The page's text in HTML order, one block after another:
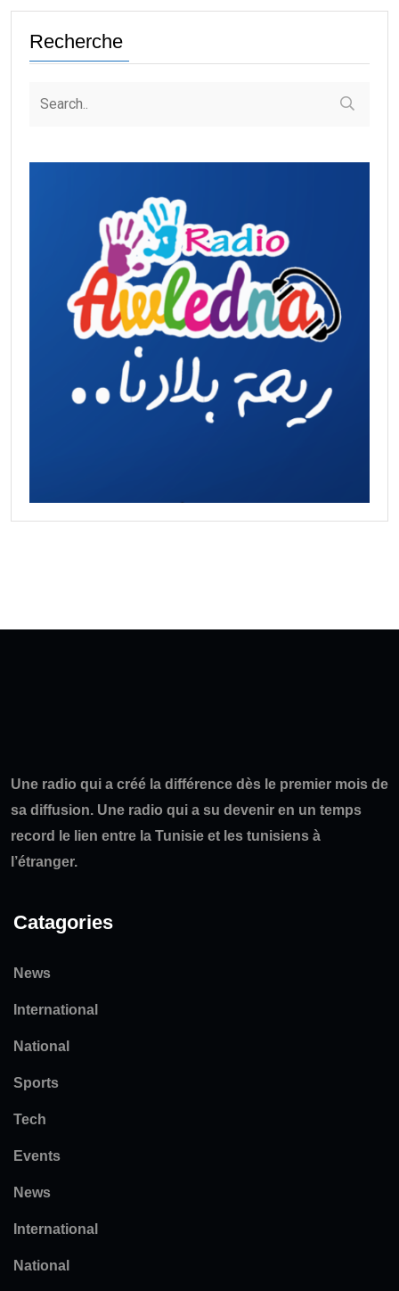
Recherche
Une radio qui a créé la différence dès le premier mois de
sa diffusion. Une radio qui a su devenir en un temps
record le lien entre la Tunisie et les tunisiens à
l’étranger.
Catagories
News
International
National
Sports
Tech
Events
News
International
National